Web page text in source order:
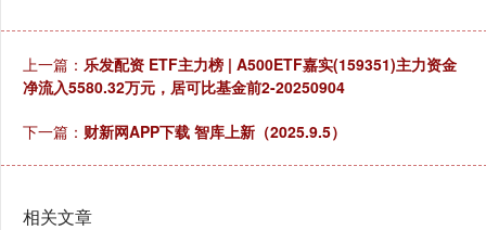
上一篇： 乐发配资 ETF主力榜 | A500ETF嘉实(159351)主力资金
净流入5580.32万元，居可比基金前2-20250904
下一篇： 财新网APP下载 智库上新（2025.9.5）
相关文章